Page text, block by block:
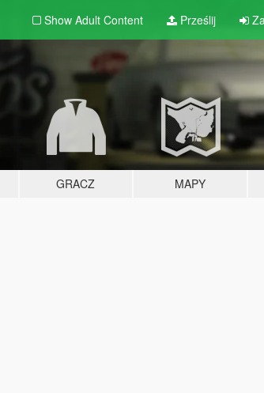
Show Adult Content Prześlij
GRACZ MAPY